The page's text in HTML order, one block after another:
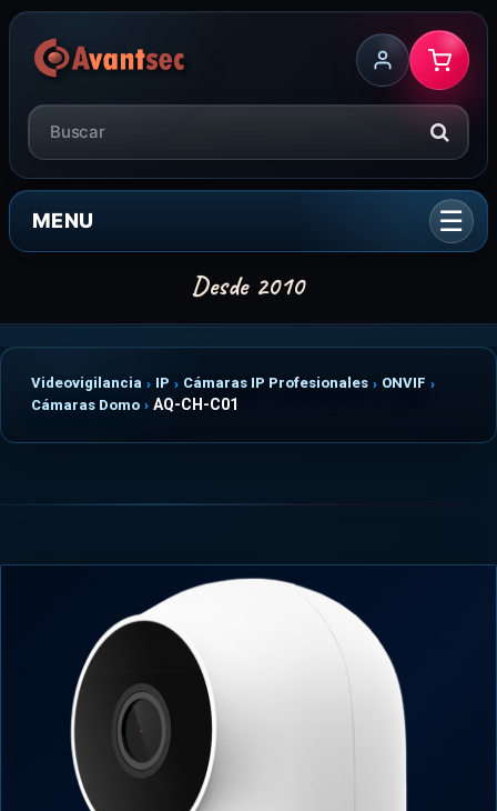
MENU
Videovigilancia IP Cámaras IP Profesionales
ONVIF
Cámaras Domo
AQ-CH-C01